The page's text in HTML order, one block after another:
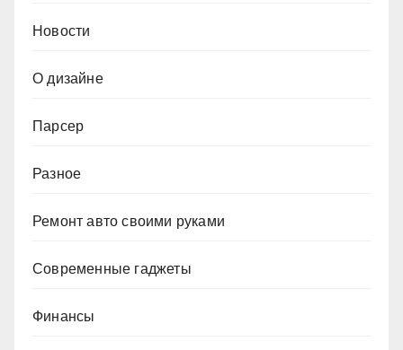
Новости
О дизайне
Парсер
Разное
Ремонт авто своими руками
Современные гаджеты
Финансы